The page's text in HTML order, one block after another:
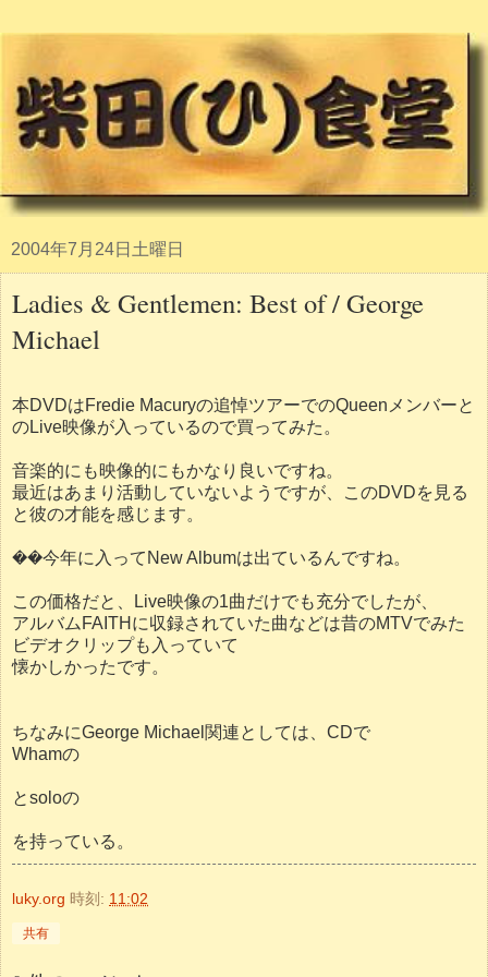
2004年7月24日土曜日
Ladies & Gentlemen: Best of / George
Michael
本DVDはFredie Macuryの追悼ツアーでのQueenメンバーと
のLive映像が入っているので買ってみた。
音楽的にも映像的にもかなり良いですね。
最近はあまり活動していないようですが、このDVDを見る
と彼の才能を感じます。
��今年に入ってNew Albumは出ているんですね。
この価格だと、Live映像の1曲だけでも充分でしたが、
アルバムFAITHに収録されていた曲などは昔のMTVでみた
ビデオクリップも入っていて
懐かしかったです。
ちなみにGeorge Michael関連としては、CDで
Whamの
とsoloの
を持っている。
luky.org 時刻: 11:02
共有